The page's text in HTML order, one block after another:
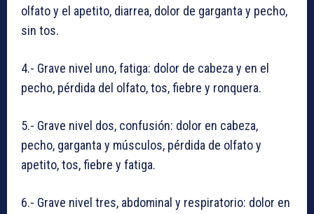
olfato y el apetito, diarrea, dolor de garganta y pecho,
sin tos.
4.- Grave nivel uno, fatiga: dolor de cabeza y en el
pecho, pérdida del olfato, tos, fiebre y ronquera.
5.- Grave nivel dos, confusión: dolor en cabeza,
pecho, garganta y músculos, pérdida de olfato y
apetito, tos, fiebre y fatiga.
6.- Grave nivel tres, abdominal y respiratorio: dolor en